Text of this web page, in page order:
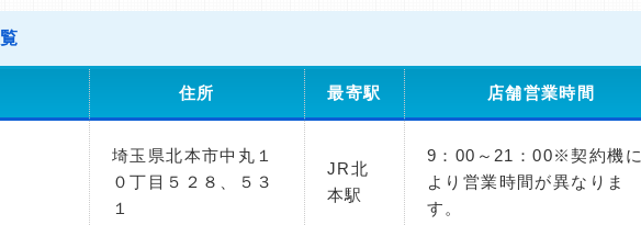
住所 最寄駅 店舗営業時間
埼玉県北本市中丸１
０丁目５２８、５３
１
JR北
本駅
9：00～21：00※契約機に
より営業時間が異なりま
す。